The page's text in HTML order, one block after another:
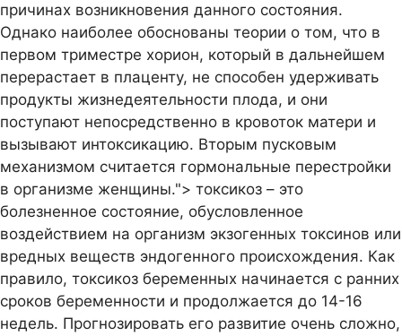
причинах возникновения данного состояния.
Однако наиболее обоснованы теории о том, что в
первом триместре хорион, который в дальнейшем
перерастает в плаценту, не способен удерживать
продукты жизнедеятельности плода, и они
поступают непосредственно в кровоток матери и
вызывают интоксикацию. Вторым пусковым
механизмом считается гормональные перестройки
в организме женщины."> токсикоз – это
болезненное состояние, обусловленное
воздействием на организм экзогенных токсинов или
вредных веществ эндогенного происхождения. Как
правило, токсикоз беременных начинается с ранних
сроков беременности и продолжается до 14-16
недель. Прогнозировать его развитие очень сложно,